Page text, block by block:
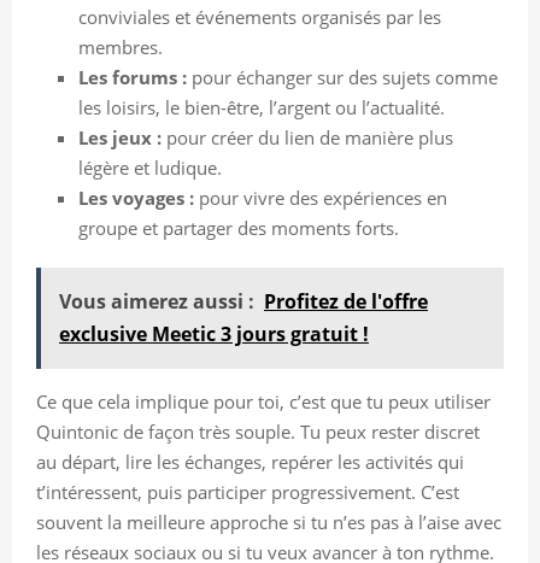
conviviales et événements organisés par les
membres.
Les forums : pour échanger sur des sujets comme
les loisirs, le bien-être, l’argent ou l’actualité.
Les jeux : pour créer du lien de manière plus
légère et ludique.
Les voyages : pour vivre des expériences en
groupe et partager des moments forts.
Vous aimerez aussi : Profitez de l'offre
exclusive Meetic 3 jours gratuit !
Ce que cela implique pour toi, c’est que tu peux utiliser
Quintonic de façon très souple. Tu peux rester discret
au départ, lire les échanges, repérer les activités qui
t’intéressent, puis participer progressivement. C’est
souvent la meilleure approche si tu n’es pas à l’aise avec
les réseaux sociaux ou si tu veux avancer à ton rythme.